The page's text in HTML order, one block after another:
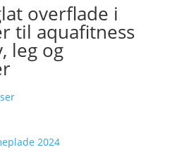
overflade i
til aquafitness
leg og